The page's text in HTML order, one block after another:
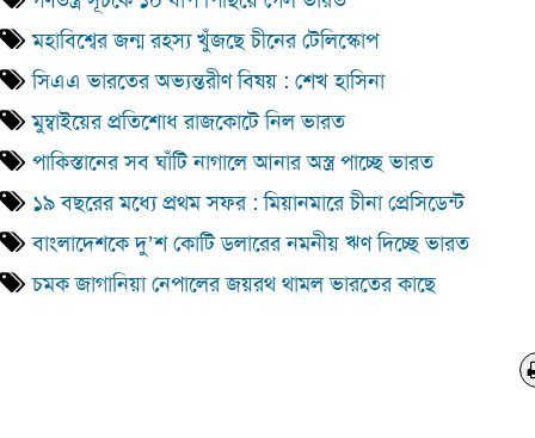
মহাবিশ্বের জন্ম রহস্য খুঁজছে চীনের টেলিস্কোপ
সিএএ ভারতের অভ্যন্তরীণ বিষয় : শেখ হাসিনা
মুম্বাইয়ের প্রতিশোধ রাজকোটে নিল ভারত
পাকিস্তানের সব ঘাঁটি নাগালে আনার অস্ত্র পাচ্ছে ভারত
১৯ বছরের মধ্যে প্রথম সফর : মিয়ানমারে চীনা প্রেসিডেন্ট
বাংলাদেশকে দু’শ কোটি ডলারের নমনীয় ঋণ দিচ্ছে ভারত
চমক জাগানিয়া নেপালের জয়রথ থামল ভারতের কাছে